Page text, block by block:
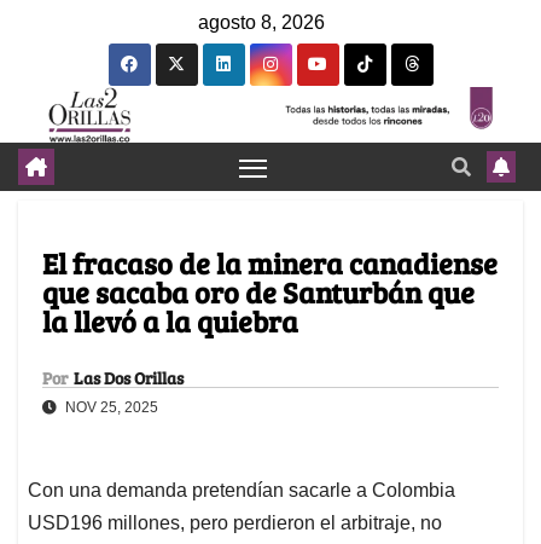
agosto 8, 2026
El fracaso de la minera canadiense
que sacaba oro de Santurbán que
la llevó a la quiebra
Por Las Dos Orillas
NOV 25, 2025
Con una demanda pretendían sacarle a Colombia
USD196 millones, pero perdieron el arbitraje, no